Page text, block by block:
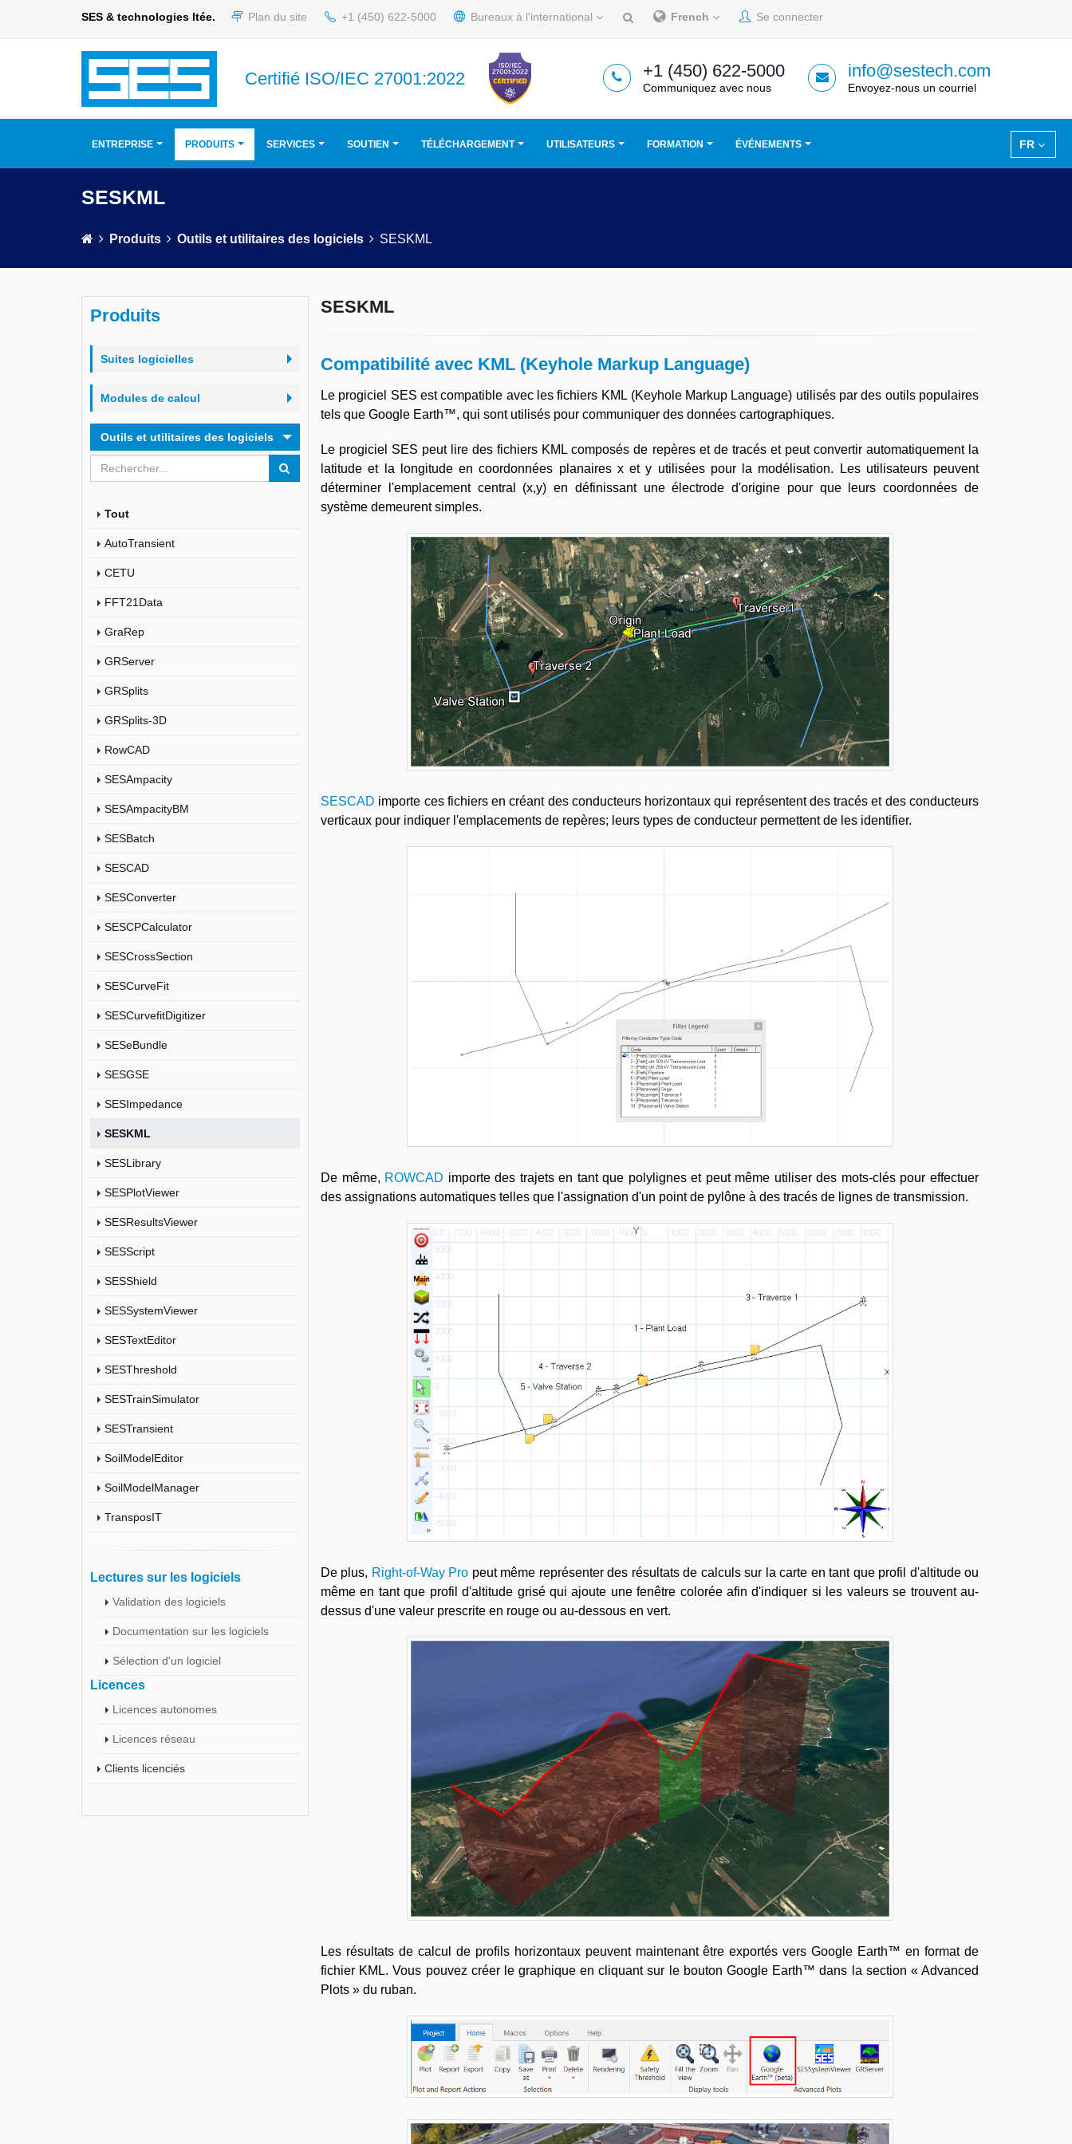
SES & technologies ltée. Plan du site +1 (450) 622-5000 Bureaux à l'international French Se connecter
Certifié ISO/IEC 27001:2022 +1 (450) 622-5000
Communiquez avec nous
info@sestech.com
Envoyez-nous un courriel
FR
ENTREPRISE PRODUITS SERVICES SOUTIEN TÉLÉCHARGEMENT UTILISATEURS FORMATION ÉVÉNEMENTS
SESKML
Produits Outils et utilitaires des logiciels SESKML
Produits
Suites logicielles
Modules de calcul
Outils et utilitaires des logiciels
Tout
AutoTransient
CETU
FFT21Data
GraRep
GRServer
GRSplits
GRSplits-3D
RowCAD
SESAmpacity
SESAmpacityBM
SESBatch
SESCAD
SESConverter
SESCPCalculator
SESCrossSection
SESCurveFit
SESCurvefitDigitizer
SESeBundle
SESGSE
SESImpedance
SESKML
SESLibrary
SESPlotViewer
SESResultsViewer
SESScript
SESShield
SESSystemViewer
SESTextEditor
SESThreshold
SESTrainSimulator
SESTransient
SoilModelEditor
SoilModelManager
TransposIT
Lectures sur les logiciels
Validation des logiciels
Documentation sur les logiciels
Sélection d'un logiciel
Licences
Licences autonomes
Licences réseau
Clients licenciés
SESKML
Compatibilité avec KML (Keyhole Markup Language)
Le progiciel SES est compatible avec les fichiers KML (Keyhole Markup Language) utilisés par des outils populaires
tels que Google Earth™, qui sont utilisés pour communiquer des données cartographiques.
Le progiciel SES peut lire des fichiers KML composés de repères et de tracés et peut convertir automatiquement la
latitude et la longitude en coordonnées planaires x et y utilisées pour la modélisation. Les utilisateurs peuvent
déterminer l'emplacement central (x,y) en définissant une électrode d'origine pour que leurs coordonnées de
système demeurent simples.
SESCAD importe ces fichiers en créant des conducteurs horizontaux qui représentent des tracés et des conducteurs
verticaux pour indiquer l'emplacements de repères; leurs types de conducteur permettent de les identifier.
De même, ROWCAD importe des trajets en tant que polylignes et peut même utiliser des mots-clés pour effectuer
des assignations automatiques telles que l'assignation d'un point de pylône à des tracés de lignes de transmission.
De plus, Right-of-Way Pro peut même représenter des résultats de calculs sur la carte en tant que profil d'altitude ou
même en tant que profil d'altitude grisé qui ajoute une fenêtre colorée afin d'indiquer si les valeurs se trouvent au-
dessus d'une valeur prescrite en rouge ou au-dessous en vert.
Les résultats de calcul de profils horizontaux peuvent maintenant être exportés vers Google Earth™ en format de
fichier KML. Vous pouvez créer le graphique en cliquant sur le bouton Google Earth™ dans la section « Advanced
Plots » du ruban.